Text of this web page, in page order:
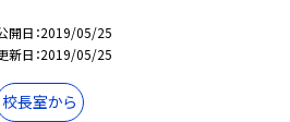
開日 2019/05/25
新日 2019/05/25
校長室から